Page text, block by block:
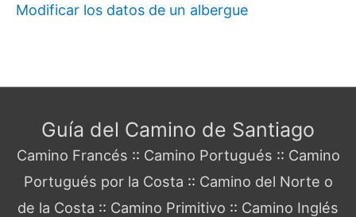
Modificar los datos de un albergue
Guía del Camino de Santiago
Camino Francés :: Camino Portugués :: Camino
Portugués por la Costa :: Camino del Norte o
de la Costa :: Camino Primitivo :: Camino Inglés